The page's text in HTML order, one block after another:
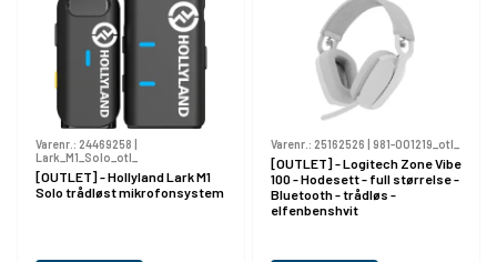
Varenr.: 24469258 |
Lark_M1_Solo_otl_
[OUTLET] - Hollyland Lark M1
Solo trådløst mikrofonsystem
Varenr.: 25162526 | 981-001219_otl_
[OUTLET] - Logitech Zone Vibe
100 - Hodesett - full størrelse -
Bluetooth - trådløs -
elfenbenshvit